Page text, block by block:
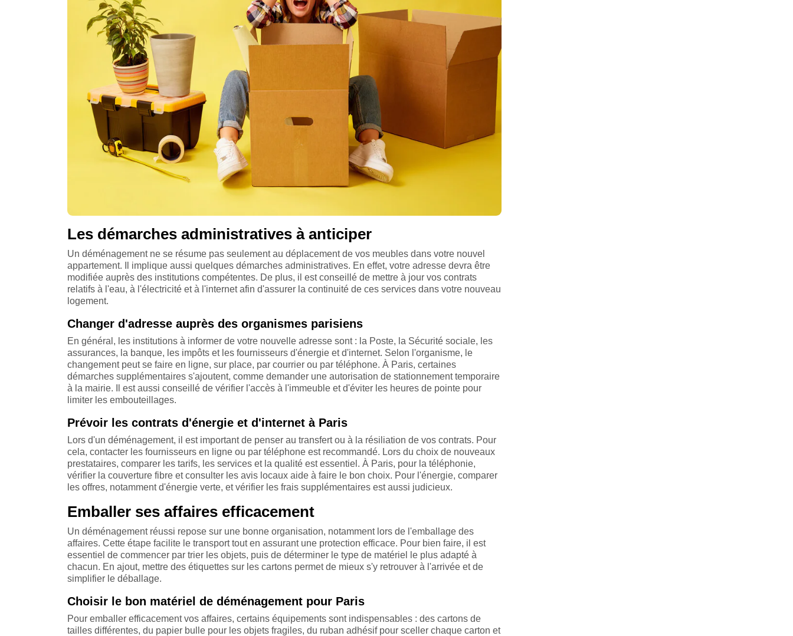
Les démarches administratives à anticiper
Un déménagement ne se résume pas seulement au déplacement de vos meubles dans votre nouvel
appartement. Il implique aussi quelques démarches administratives. En effet, votre adresse devra être
modifiée auprès des institutions compétentes. De plus, il est conseillé de mettre à jour vos contrats
relatifs à l'eau, à l'électricité et à l'internet afin d'assurer la continuité de ces services dans votre nouveau
logement.
Changer d'adresse auprès des organismes parisiens
En général, les institutions à informer de votre nouvelle adresse sont : la Poste, la Sécurité sociale, les
assurances, la banque, les impôts et les fournisseurs d'énergie et d'internet. Selon l'organisme, le
changement peut se faire en ligne, sur place, par courrier ou par téléphone. À Paris, certaines
démarches supplémentaires s'ajoutent, comme demander une autorisation de stationnement temporaire
à la mairie. Il est aussi conseillé de vérifier l'accès à l'immeuble et d'éviter les heures de pointe pour
limiter les embouteillages.
Prévoir les contrats d'énergie et d'internet à Paris
Lors d'un déménagement, il est important de penser au transfert ou à la résiliation de vos contrats. Pour
cela, contacter les fournisseurs en ligne ou par téléphone est recommandé. Lors du choix de nouveaux
prestataires, comparer les tarifs, les services et la qualité est essentiel. À Paris, pour la téléphonie,
vérifier la couverture fibre et consulter les avis locaux aide à faire le bon choix. Pour l'énergie, comparer
les offres, notamment d'énergie verte, et vérifier les frais supplémentaires est aussi judicieux.
Emballer ses affaires efficacement
Un déménagement réussi repose sur une bonne organisation, notamment lors de l'emballage des
affaires. Cette étape facilite le transport tout en assurant une protection efficace. Pour bien faire, il est
essentiel de commencer par trier les objets, puis de déterminer le type de matériel le plus adapté à
chacun. En ajout, mettre des étiquettes sur les cartons permet de mieux s'y retrouver à l'arrivée et de
simplifier le déballage.
Choisir le bon matériel de déménagement pour Paris
Pour emballer efficacement vos affaires, certains équipements sont indispensables : des cartons de
tailles différentes, du papier bulle pour les objets fragiles, du ruban adhésif pour sceller chaque carton et